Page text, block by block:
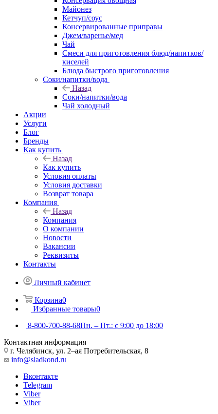
Майонез
Кетчуп/соус
Консервированные приправы
Джем/варенье/мед
Чай
Смеси для приготовления блюд/напитков/
киселей
Блюда быстрого приготовления
Соки/напитки/вода
Назад
Соки/напитки/вода
Чай холодный
Акции
Услуги
Блог
Бренды
Как купить
Назад
Как купить
Условия оплаты
Условия доставки
Возврат товара
Компания
Назад
Компания
О компании
Новости
Вакансии
Реквизиты
Контакты
Личный кабинет
Корзина0
Избранные товары0
8-800-700-88-68Пн. – Пт.: с 9:00 до 18:00
Контактная информация
г. Челябинск, ул. 2–ая Потребительская, 8
info@sladkond.ru
Вконтакте
Telegram
Viber
Viber